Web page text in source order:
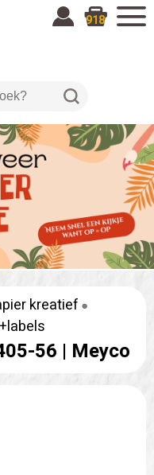
918
kreatief
56 | Meyco